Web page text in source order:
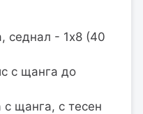
седнал - 1х8 (40
с щанга до
щанга, с тесен